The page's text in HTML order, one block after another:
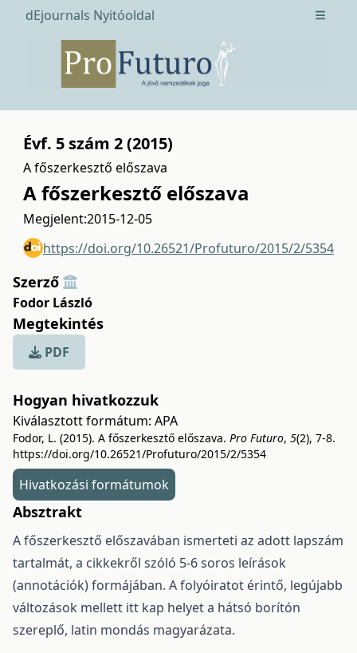
dEjournals Nyitóoldal Open
Évf. 5 szám 2 (2015)
A főszerkesztő előszava
A főszerkesztő előszava
Megjelent:2015-12-05
https://doi.org/10.26521/Profuturo/2015/2/5354
Szerző
Fodor László
Megtekintés
PDF
Hogyan hivatkozzuk
Kiválasztott formátum: APA
Fodor, L. (2015). A főszerkesztő előszava. Pro Futuro, 5(2), 7-8.
https://doi.org/10.26521/Profuturo/2015/2/5354
Hivatkozási formátumok
Absztrakt
A főszerkesztő előszavában ismerteti az adott lapszám
tartalmát, a cikkekről szóló 5-6 soros leírások
(annotációk) formájában. A folyóiratot érintő, legújabb
változások mellett itt kap helyet a hátsó borítón
szereplő, latin mondás magyarázata.